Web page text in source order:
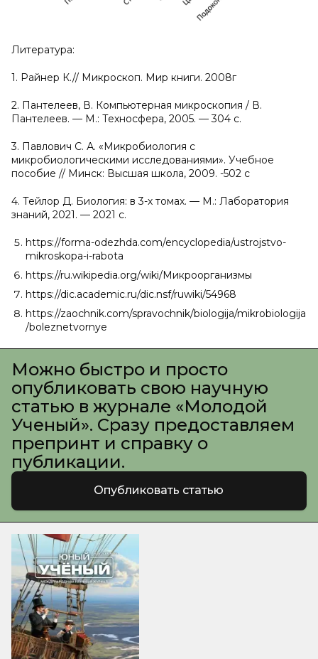
Литература:
1. Райнер К.// Микроскоп. Мир книги. 2008г
2. Пантелеев, В. Компьютерная микроскопия / В.
Пантелеев. — М.: Техносфера, 2005. — 304 c.
3. Павлович С. А. «Микробиология с
микробиологическими исследованиями». Учебное
пособие // Минск: Высшая школа, 2009. -502 с
4. Тейлор Д. Биология: в 3-х томах. — М.: Лаборатория
знаний, 2021. — 2021 c.
https://forma-odezhda.com/encyclopedia/ustrojstvo-
mikroskopa-i-rabota
https://ru.wikipedia.org/wiki/Микроорганизмы
https://dic.academic.ru/dic.nsf/ruwiki/54968
https://zaochnik.com/spravochnik/biologija/mikrobiologija
/boleznetvornye
Можно быстро и просто
опубликовать свою научную
статью в журнале «Молодой
Ученый». Сразу предоставляем
препринт и справку о
публикации.
Опубликовать статью